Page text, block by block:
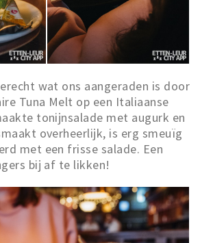
wat ons aangeraden is door
Tuna Melt op een Italiaanse
tonijnsalade met augurk en
overheerlijk, is erg smeuïg
met een frisse salade. Een
bij af te likken!